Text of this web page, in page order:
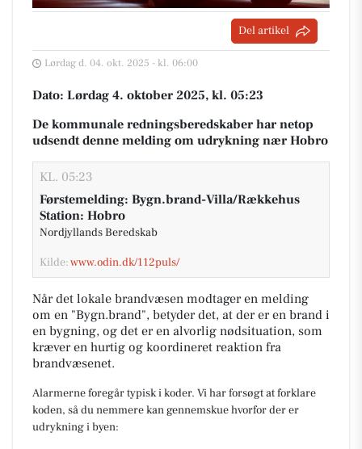
Del artikel
Lørdag d. 04. okt. 2025 - kl. 06:00
Dato: Lørdag 4. oktober 2025, kl. 05:23
De kommunale redningsberedskaber har netop
udsendt denne melding om udrykning nær Hobro
KL. 05:23
Førstemelding: Bygn.brand-Villa/Rækkehus
Station: Hobro
Nordjyllands Beredskab
Kilde:www.odin.dk/112puls/
Når det lokale brandvæsen modtager en melding
om en "Bygn.brand", betyder det, at der er en brand i
en bygning, og det er en alvorlig nødsituation, som
kræver en hurtig og koordineret reaktion fra
brandvæsenet.
Alarmerne foregår typisk i koder. Vi har forsøgt at forklare
koden, så du nemmere kan gennemskue hvorfor der er
udrykning i byen: